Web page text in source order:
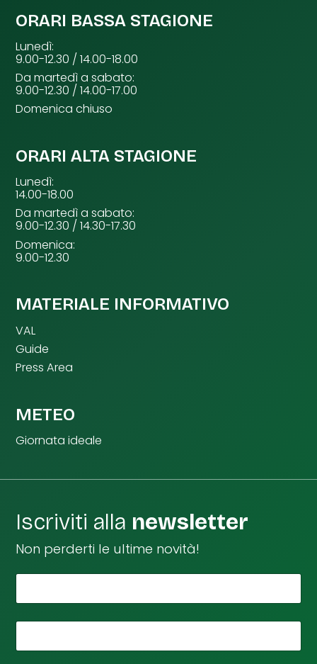
ORARI BASSA STAGIONE
Lunedì:
9.00-12.30 / 14.00-18.00
Da martedì a sabato:
9.00-12.30 / 14.00-17.00
Domenica chiuso
ORARI ALTA STAGIONE
Lunedì:
14.00-18.00
Da martedì a sabato:
9.00-12.30 / 14.30-17.30
Domenica:
9.00-12.30
MATERIALE INFORMATIVO
VAL
Guide
Press Area
METEO
Giornata ideale
Iscriviti alla newsletter
Non perderti le ultime novità!
o
m
n